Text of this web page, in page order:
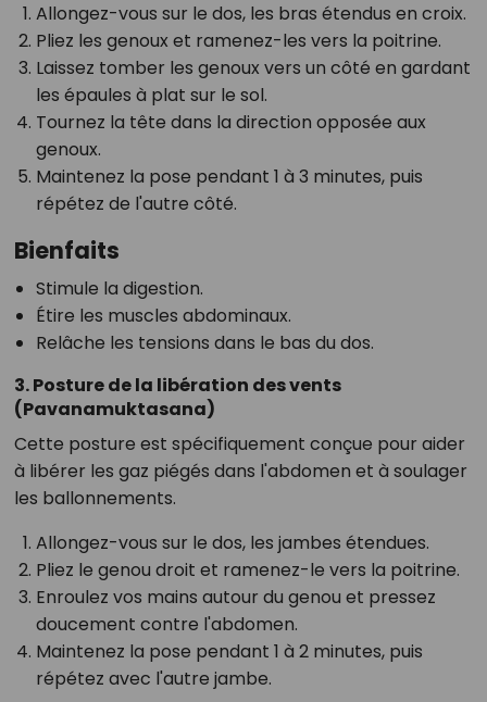
Allongez-vous sur le dos, les bras étendus en croix.
Pliez les genoux et ramenez-les vers la poitrine.
Laissez tomber les genoux vers un côté en gardant
les épaules à plat sur le sol.
Tournez la tête dans la direction opposée aux
genoux.
Maintenez la pose pendant 1 à 3 minutes, puis
répétez de l'autre côté.
Bienfaits
Stimule la digestion.
Étire les muscles abdominaux.
Relâche les tensions dans le bas du dos.
3. Posture de la libération des vents
(Pavanamuktasana)
Cette posture est spécifiquement conçue pour aider
à libérer les gaz piégés dans l'abdomen et à soulager
les ballonnements.
Allongez-vous sur le dos, les jambes étendues.
Pliez le genou droit et ramenez-le vers la poitrine.
Enroulez vos mains autour du genou et pressez
doucement contre l'abdomen.
Maintenez la pose pendant 1 à 2 minutes, puis
répétez avec l'autre jambe.